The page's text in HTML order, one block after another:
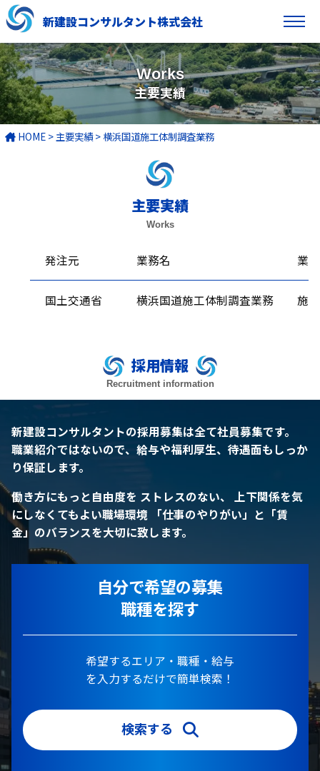
新建設コンサルタント株式会社
Works
主要実績
HOME > 主要実績> 横浜国道施工体制調査業務
主要実績
Works
発注元 業務名 業
国土交通省 横浜国道施工体制調査業務 施
採用情報
Recruitment information
新建設コンサルタントの採用募集は全て社員募集です。
職業紹介ではないので、給与や福利厚生、待遇面もしっか
り保証します。
働き方にもっと自由度を ストレスのない、 上下関係を気
にしなくてもよい職場環境 「仕事のやりがい」と「賃
金」のバランスを大切に致します。
自分で希望の募集
職種を探す
希望するエリア・職種・給与
を入力するだけで簡単検索！
検索する